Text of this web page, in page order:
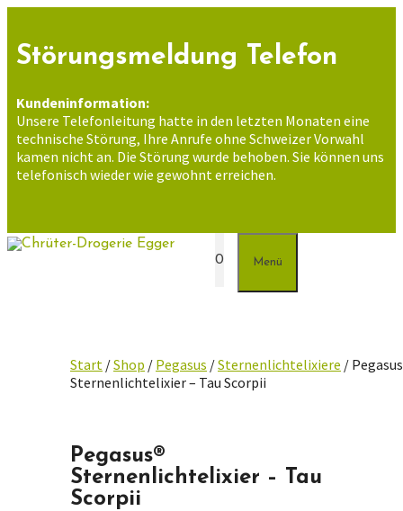
springen
Störungsmeldung Telefon
Kundeninformation:
Unsere Telefonleitung hatte in den letzten Monaten eine
technische Störung, Ihre Anrufe ohne Schweizer Vorwahl
kamen nicht an. Die Störung wurde behoben. Sie können uns
telefonisch wieder wie gewohnt erreichen.
0 Menü
Start /Shop / Pegasus /Sternenlichtelixiere /
Sternenlichtelixier – Tau Scorpii
Pegasus®
Sternenlichtelixier – Tau
Scorpii